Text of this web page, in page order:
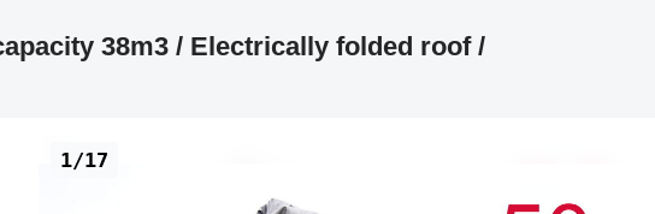
38m3 / Electrically folded roof /
1/17